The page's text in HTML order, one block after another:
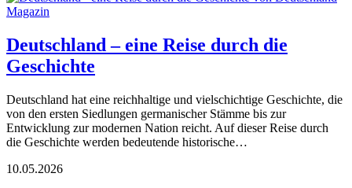
Magazin
Deutschland – eine Reise durch die
Geschichte
Deutschland hat eine reichhaltige und vielschichtige Geschichte, die
von den ersten Siedlungen germanischer Stämme bis zur
Entwicklung zur modernen Nation reicht. Auf dieser Reise durch
die Geschichte werden bedeutende historische…
10.05.2026